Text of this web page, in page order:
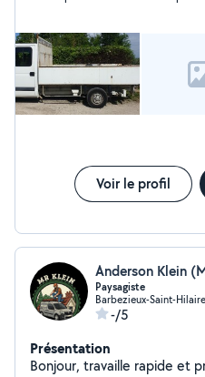
Voir le profil
Anderson Klein
Paysagiste
Barbezieux-Saint-
-/5
Présentation
Bonjour, travaille rapide et